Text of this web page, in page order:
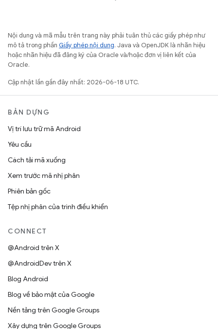
Nội dung và mã mẫu trên trang này phải tuân thủ các giấy phép như
mô tả trong phần Giấy phép nội dung. Java và OpenJDK là nhãn hiệu
hoặc nhãn hiệu đã đăng ký của Oracle và/hoặc đơn vị liên kết của
Oracle.
Cập nhật lần gần đây nhất: 2026-06-18 UTC.
BẢN DỰNG
Vị trí lưu trữ mã Android
Yêu cầu
Cách tải mã xuống
Xem trước mã nhị phân
Phiên bản gốc
Tệp nhị phân của trình điều khiển
CONNECT
@Android trên X
@AndroidDev trên X
Blog Android
Blog về bảo mật của Google
Nền tảng trên Google Groups
Xây dựng trên Google Groups